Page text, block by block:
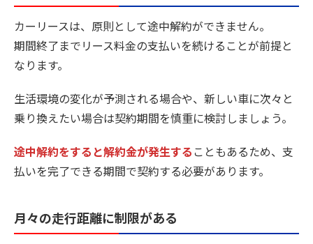
カーリースは、原則として途中解約ができません。
期間終了までリース料金の支払いを続けることが前提と
なります。
生活環境の変化が予測される場合や、新しい車に次々と
乗り換えたい場合は契約期間を慎重に検討しましょう。
途中解約をすると解約金が発生する こともあるため、支
払いを完了できる期間で契約する必要があります。
月々の走行距離に制限がある